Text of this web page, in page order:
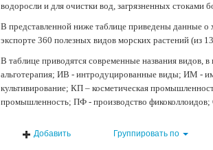
водоросли и для очистки вод, загрязненных
В представленной ниже таблице приведены данные о
экспорте 360 полезных видов морских растений (из
В таблице приводятся современные названия видов,
альготерапия; ИВ - интродуцированные виды; ИМ -
культивирование; КП – косметическая
промышленность; ПФ - производство фикоколлоидов;
Добавить Группировать по